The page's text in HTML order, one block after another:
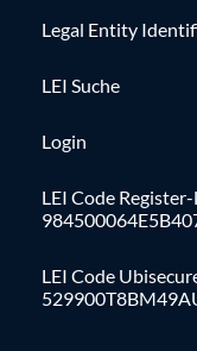
Legal Entity
LEI Suche
Login
LEI Code Register-
LEI Code